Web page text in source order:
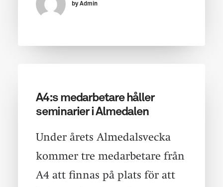
by Admin
A4:s medarbetare håller
seminarier i Almedalen
Under årets Almedalsvecka
kommer tre medarbetare från
A4 att finnas på plats för att